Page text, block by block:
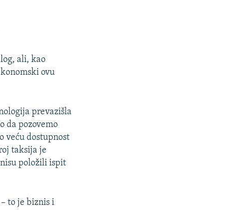
ali, kao
ovu
prevazišla
da pozovemo
veću dostupnost
taksija je
položili ispit
to je biznis i